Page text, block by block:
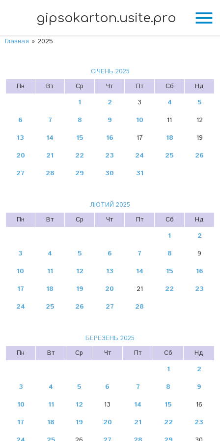
gipsokarton.usite.pro menu
Главная » 2025
СІЧЕНЬ 2025
Пн
Вт Ср Чт Пт Сб Нд
1 2 3 4
5
6
7 8 9 10 11
12
13
14 15 16 17 18
19
20
21 22 23 24 25
26
27
28 29 30 31
ЛЮТИЙ 2025
Пн
Вт Ср Чт Пт Сб Нд
1
2
3
4 5 6 7 8
9
10
11 12 13 14 15
16
17
18 19 20 21 22
23
24
25 26 27 28
БЕРЕЗЕНЬ 2025
Пн
Вт Ср Чт Пт Сб Нд
1
2
3
4 5 6 7 8
9
10
11 12 13 14 15
16
17
18 19 20 21 22
23